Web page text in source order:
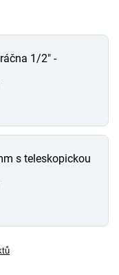
1/2" -
s teleskopickou